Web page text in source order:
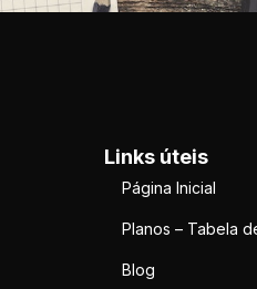
Links úteis
Página Inicial
Planos – Tabela
Blog